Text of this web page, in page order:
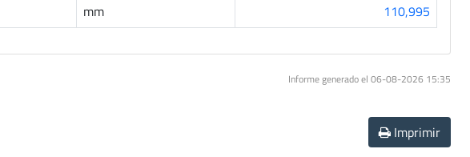
mm 110,995
Informe generado el 06-08-2026 15:35
Imprimir